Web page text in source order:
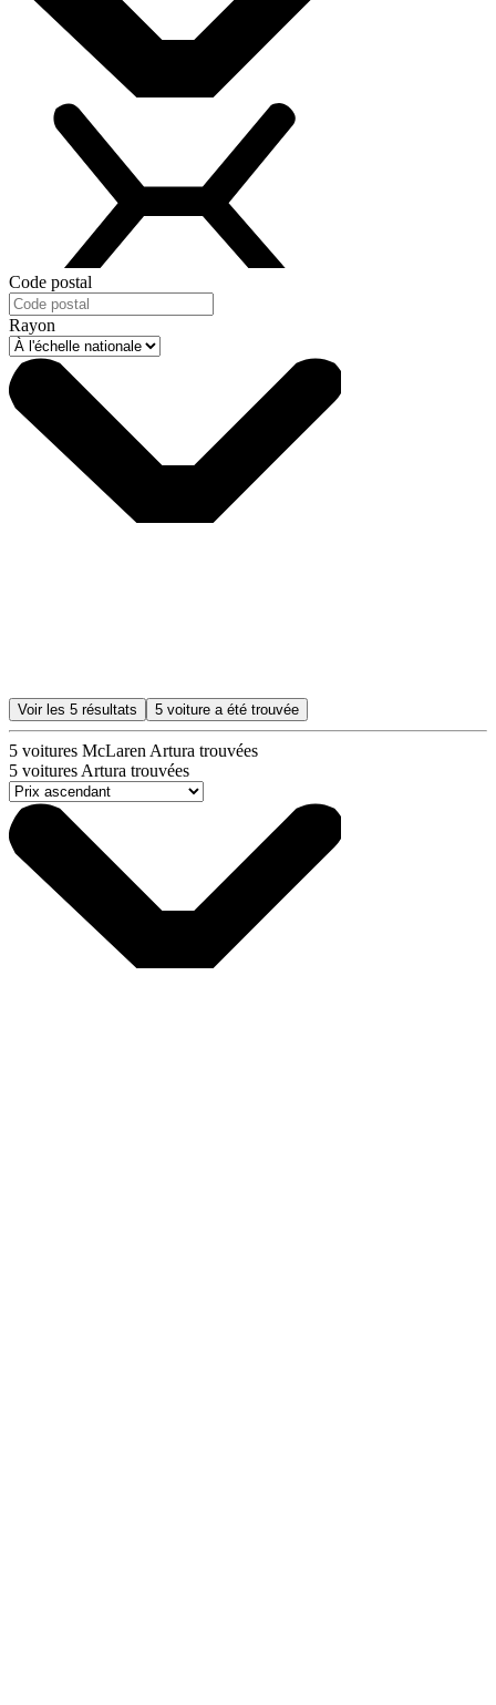
Code postal
Rayon
Voir les 5 résultats 5 voiture a été trouvée
5 voitures McLaren Artura trouvées
5 voitures Artura trouvées